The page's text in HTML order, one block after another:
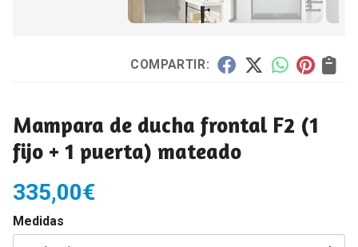
COMPARTIR:
Mampara de ducha frontal F2 (1
fijo + 1 puerta) mateado
335,00€
Medidas